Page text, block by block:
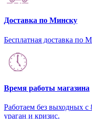
Доставка по Минску
Бесплатная доставка по
Время работы магазина
Работаем без выходных с
ураган и кризис.